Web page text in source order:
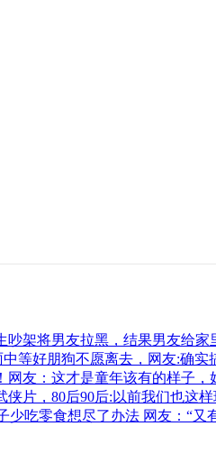
架将男友拉黑，结果男友给
等好朋狗不愿离去，网友:确
友：这才是童年该有的样子，
片，80后90后:以前我们也这样
少吃零食想尽了办法 网友：“又